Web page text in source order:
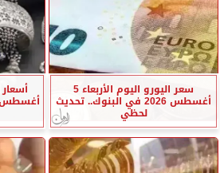
سعر اليورو اليوم الأربعاء 5
أغسطس 2026 في البنوك.. تحديث
لحظي